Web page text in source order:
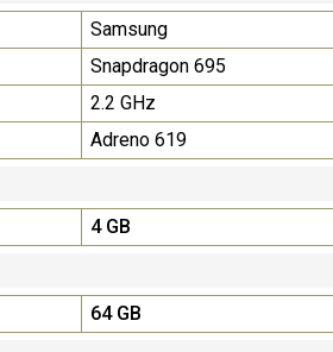
Màn Hình Quảng Cáo
SAMSUNG QH65R 65 I...
để nhận báo giá tốt
Samsung
Snapdragon 695
2.2 GHz
Adreno 619
4 GB
64 GB